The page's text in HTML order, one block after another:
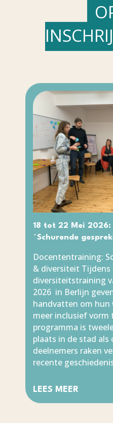
18 tot 22 Mei
´Schurende
Docententraining:
& diversiteit Tijdens
diversiteitstraining
2026 in Berlijn
handvatten om hun
meer inclusief vorm
programma is
plaats in de stad als
deelnemers raken
recente
LEES MEER